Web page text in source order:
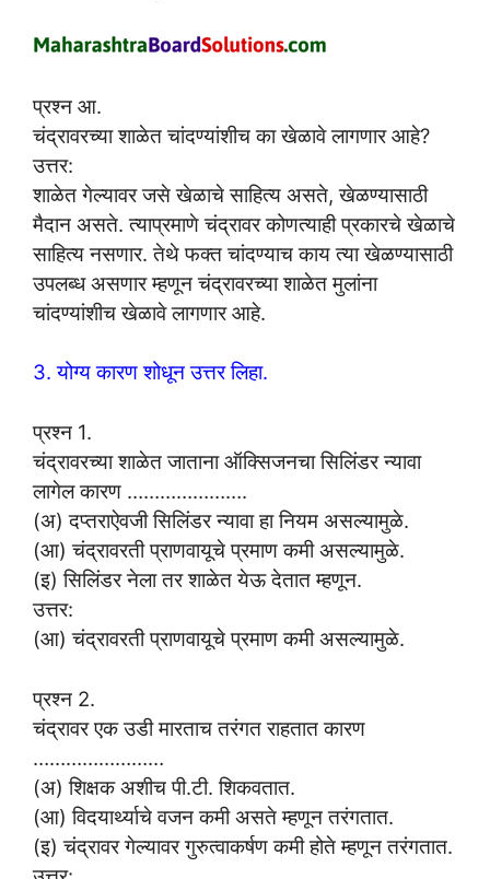
प्रश्न आ.
चंद्रावरच्या शाळेत चांदण्यांशीच का खेळावे लागणार आहे?
उत्तर:
शाळेत गेल्यावर जसे खेळाचे साहित्य असते, खेळण्यासाठी
मैदान असते. त्याप्रमाणे चंद्रावर कोणत्याही प्रकारचे खेळाचे
साहित्य नसणार. तेथे फक्त चांदण्याच काय त्या खेळण्यासाठी
उपलब्ध असणार म्हणून चंद्रावरच्या शाळेत मुलांना
चांदण्यांशीच खेळावे लागणार आहे.
3. योग्य कारण शोधून उत्तर लिहा.
प्रश्न 1.
चंद्रावरच्या शाळेत जाताना ऑक्सिजनचा सिलिंडर न्यावा
लागेल कारण ………………….
(अ) दप्तराऐवजी सिलिंडर न्यावा हा नियम असल्यामुळे.
(आ) चंद्रावरती प्राणवायूचे प्रमाण कमी असल्यामुळे.
(इ) सिलिंडर नेला तर शाळेत येऊ देतात म्हणून.
उत्तर:
(आ) चंद्रावरती प्राणवायूचे प्रमाण कमी असल्यामुळे.
प्रश्न 2.
चंद्रावर एक उडी मारताच तरंगत राहतात कारण
……………………
(अ) शिक्षक अशीच पी.टी. शिकवतात.
(आ) विदयार्थ्याचे वजन कमी असते म्हणून तरंगतात.
(इ) चंद्रावर गेल्यावर गुरुत्वाकर्षण कमी होते म्हणून तरंगतात.